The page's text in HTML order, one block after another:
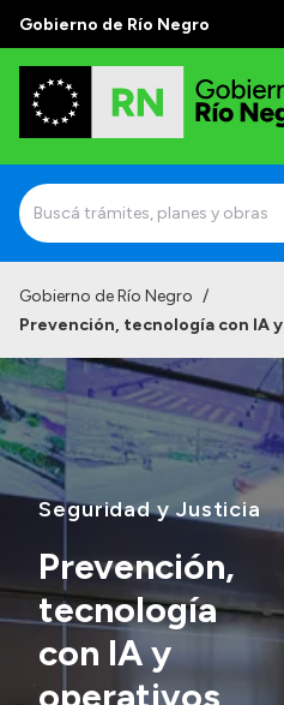
Gobierno de Río Negro
Prensa
Autoridades y Organismos
Discursos en la Legislatura
Casa de Gobierno
Acerca de Río Negro
Historia
Geografía
Gobierno de Río Negro /
Prevención, tecnología con IA
Seguridad y Justicia
Prevención,
tecnología
con IA y
operativos